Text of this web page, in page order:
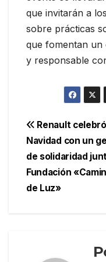
que invitarán a
sobre prácticas
que fomentan un
y responsable
de
entradas
Renault
Navidad con un
de solidaridad
Fundación
de Luz»